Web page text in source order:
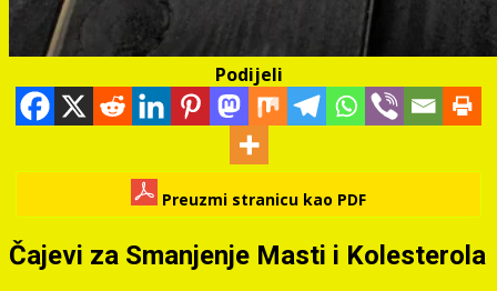
Podijeli
Preuzmi stranicu kao PDF
Čajevi za Smanjenje Masti i Kolesterola